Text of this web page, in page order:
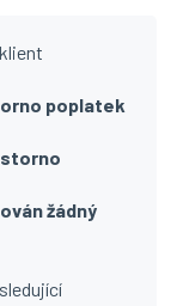
poplatek
storno
žádný